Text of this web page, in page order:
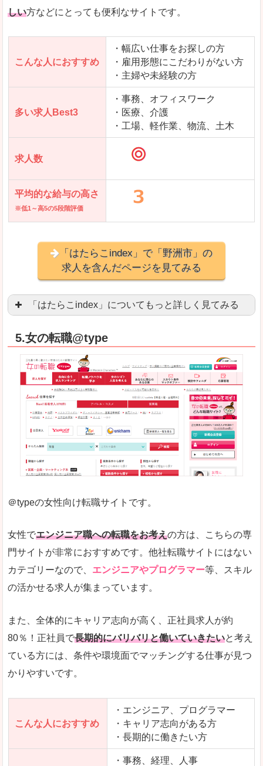
しい方などにとっても便利なサイトです。
こんな人におすすめ
・幅広い仕事をお探しの方
・雇用形態にこだわりがない方
・主婦や未経験の方
多い求人Best3
・事務、オフィスワーク
・医療、介護
・工場、軽作業、物流、土木
求人数
平均的な給与の高さ
※低1～高5の5段階評価
「はたらこindex」で「野洲市」の
求人を含んだページを見てみる
「はたらこindex」についてもっと詳しく見てみる
良いところ
求人が毎時更新されます！（他社求人サイトは週
希望職種の平均時給が瞬時にわかります。アルバ
求人数が多すぎて、逆に絞り込みに悩んだり、迷
雇用形態にもよりますが、給与額に幅があります。
詳しい説明
希望する職種の平均時給がすぐにわかるので、給
また、他社転職サイトにはない日払いや週払いと
新着案件が続々とアップされるので、転職を急い
人気度
また、上戸彩さんのCMでおなじみなこともあり
使いやすさ
全体的にオレンジ色のトーンで、見ていても疲れ
「はたらこindex」で「野洲市」の
求人を含んだページを見てみる
5.女の転職@type
＠typeの女性向け転職サイトです。
女性でエンジニア職への転職をお考えの方は、こちらの専
門サイトが非常におすすめです。他社転職サイトにはない
カテゴリーなので、 エンジニアやプログラマー等、スキル
の活かせる求人が集まっています。
また、全体的にキャリア志向が高く、正社員求人が約
80％！正社員で長期的にバリバリと働いていきたいと考え
ている方には、条件や環境面でマッチングする仕事が見つ
かりやすいです。
こんな人におすすめ
・エンジニア、プログラマー
・キャリア志向がある方
・長期的に働きたい方
・事務、経理、人事